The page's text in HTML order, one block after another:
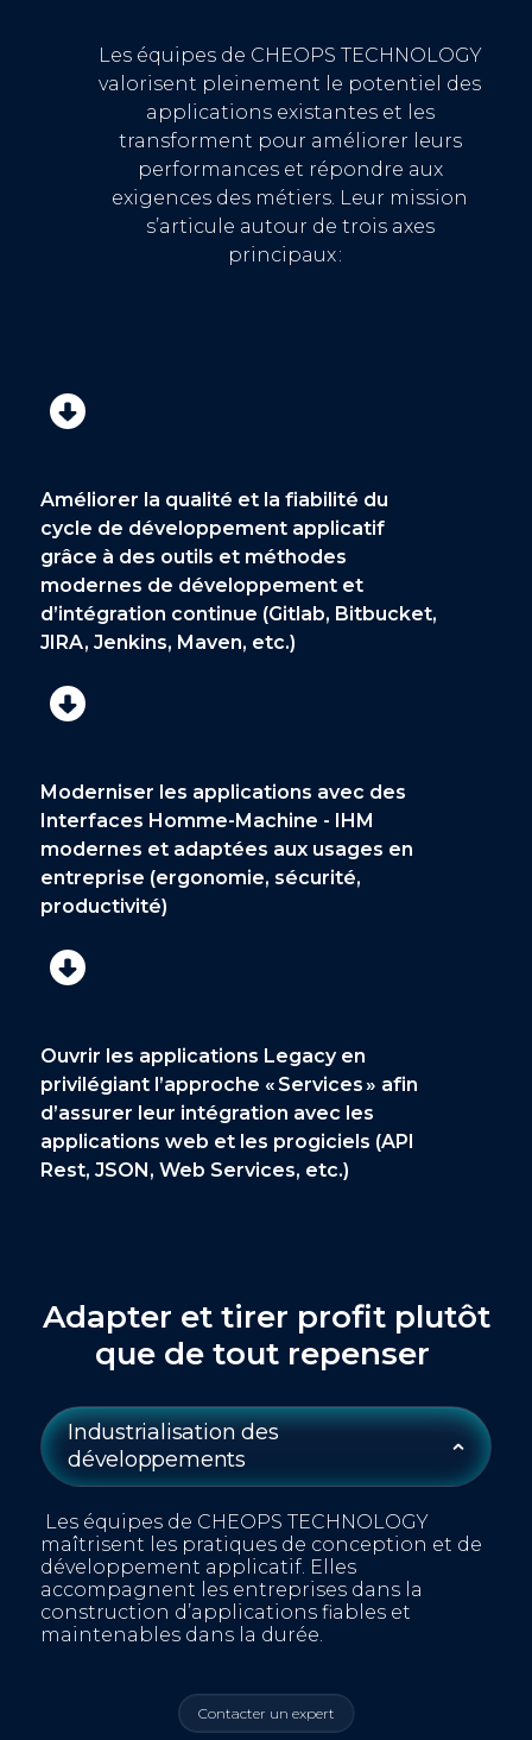
Les équipes de CHEOPS TECHNOLOGY
valorisent pleinement le potentiel des
applications existantes et les
transforment pour améliorer leurs
performanceset répondre aux
exigences des métiers. Leur mission
s’articule autour de trois axes
principaux :
Améliorer la qualité et la fiabilité du
cycle de développement applicatif
grâce à des outils et méthodes
modernes de développement et
d’intégration continue (Gitlab, Bitbucket,
JIRA, Jenkins, Maven, etc.)
Moderniser les applications avec des
Interfaces Homme-Machine - IHM
modernes et adaptées aux usages en
entreprise (ergonomie, sécurité,
productivité)
Ouvrir les applications Legacy en
privilégiant l’approche « Services » afin
d’assurer leur intégration avec les
applications web et les progiciels (API
Rest, JSON, Web Services, etc.)
Adapter et tirer profit plutôt
que de tout repenser
Industrialisation des
développements
Les équipes de CHEOPS TECHNOLOGY
maîtrisent les pratiques de conception et de
développement applicatif. Elles
accompagnent les entreprises dans a
construction d’applications fiables et
maintenables dans la durée.
Contacter un expert